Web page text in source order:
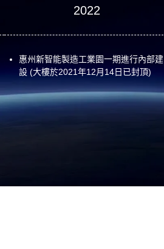
2022
惠州新智能製造工業園一期進行內部建
設 (大樓於2021年12月14日已封頂)